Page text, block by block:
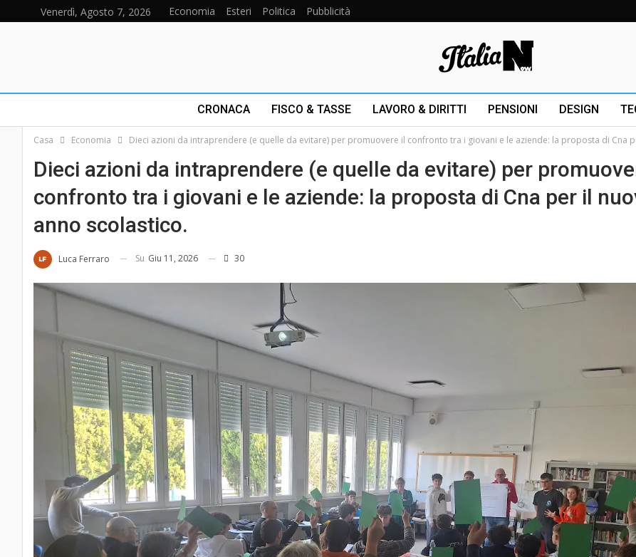
Venerdì, Agosto 7, 2026 Economia Esteri Politica Pubblicità
CRONACA FISCO & TASSE LAVORO & DIRITTI PENSIONI DESIGN
Casa Economia Dieci azioni da intraprendere (e quelle da evitare) per promuovere il confronto tra i giovani e le aziende: la proposta di Cna
Dieci azioni da intraprendere (e quelle da evitare) per
confronto tra i giovani e le aziende: la proposta di Cna per il
anno scolastico.
Luca Ferraro Su Giu 11, 2026 30